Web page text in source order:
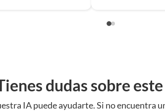
dudas sobre
IA puede ayudarte. Si no encuentra